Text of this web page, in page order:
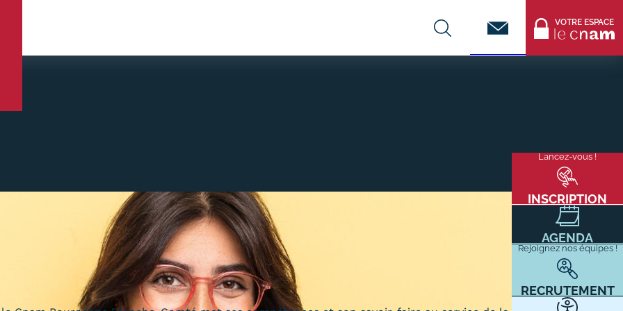
Menu
flottant
Lancez-vous !
INSCRIPTION
AGENDA
Rejoignez nos équipes !
RECRUTEMENT
VOTRE ESPACE
EN BFC
passerelles et
en présentiel
Handi'Cnam
Témoignages
Statistiques
FAQ
Lexique
Téléchargements
Accueillir un alternant ?
Liste des partenaires